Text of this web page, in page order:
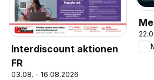
Interdiscount aktionen
FR
03.08. - 16.08.2026